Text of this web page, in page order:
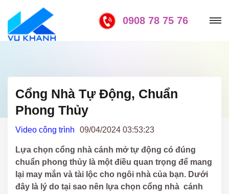
0908 78 75 76
Cổng Nhà Tự Động, Chuẩn
Phong Thủy
Video công trình 09/04/2024 03:53:23
Lựa chọn cổng nhà cánh mở tự động có đúng
chuẩn phong thủy là một điều quan trọng để mang
lại may mắn và tài lộc cho ngôi nhà của bạn. Dưới
đây là lý do tại sao nên lựa chọn cổng nhà cánh